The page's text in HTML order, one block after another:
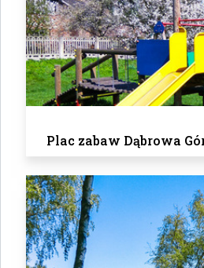
Plac zabaw Dąbrowa